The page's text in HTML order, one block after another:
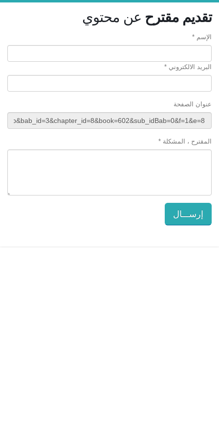
تقديم مقترح عن محتوي
الإسم *
البريد الالكتروني *
عنوان الصفحة
المقترح ، المشكلة *